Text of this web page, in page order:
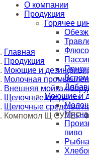
О компании
Продукция
Горячее
Моющие и
пиво
Главная
Продукция
Моющие и
Молочная
Внешняя мойка
Щелочные средства
Щелочные средства
Компомол Щ СУПЕР